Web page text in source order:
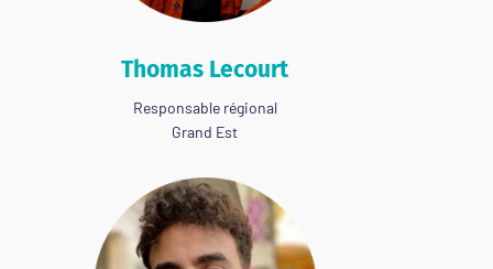
Thomas Lecourt
Responsable régional
Grand Est